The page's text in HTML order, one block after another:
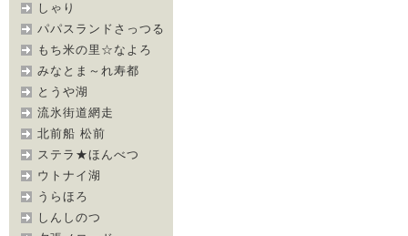
しゃり
パパスランドさっつる
もち米の里☆なよろ
みなとま～れ寿都
とうや湖
流氷街道網走
北前船 松前
ステラ★ほんべつ
ウトナイ湖
うらほろ
しんしのつ